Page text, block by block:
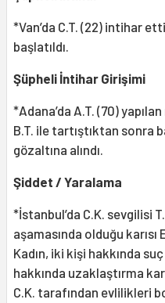
*Van’da C.T. (22) intihar
başlatıldı.
Şüpheli İntihar Girişimi
*Adana’da A.T. (70)
B.T. ile tartıştıktan sonra
gözaltına alındı.
Şiddet / Yaralama
*İstanbul’da C.K. sevgilisi
aşamasında olduğu
Kadın, iki kişi hakkında
hakkında uzaklaştırma
C.K. tarafından evlilikleri